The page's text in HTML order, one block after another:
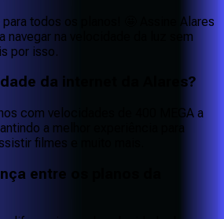
todos os planos! 🤩 Assine Alares
navegar na velocidade da luz sem
por isso.
da internet da Alares?
com velocidades de 400 MEGA a
a melhor experiência para
filmes e muito mais.
entre os planos da